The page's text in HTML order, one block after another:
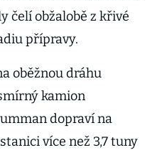
čelí obžalobě z křivé
přípravy.
oběžnou dráhu
kamion
dopraví na
více než 3,7 tuny